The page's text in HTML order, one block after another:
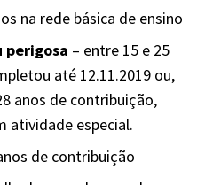
na rede básica de ensino
perigosa – entre 15 e 25
até 12.11.2019 ou,
anos de contribuição,
atividade especial.
de contribuição